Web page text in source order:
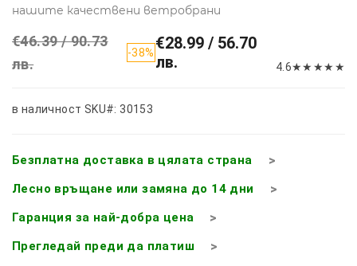
нашите качествени ветробрани
€46.39 / 90.73
лв.
-38%€28.99 / 56.70
лв.
4.6★★ ★★ ★
в наличност SKU#: 30153
Безплатна доставка в цялата страна
Лесно връщане или замяна до 14 дни
Гаранция за най-добра цена
Прегледай преди да платиш